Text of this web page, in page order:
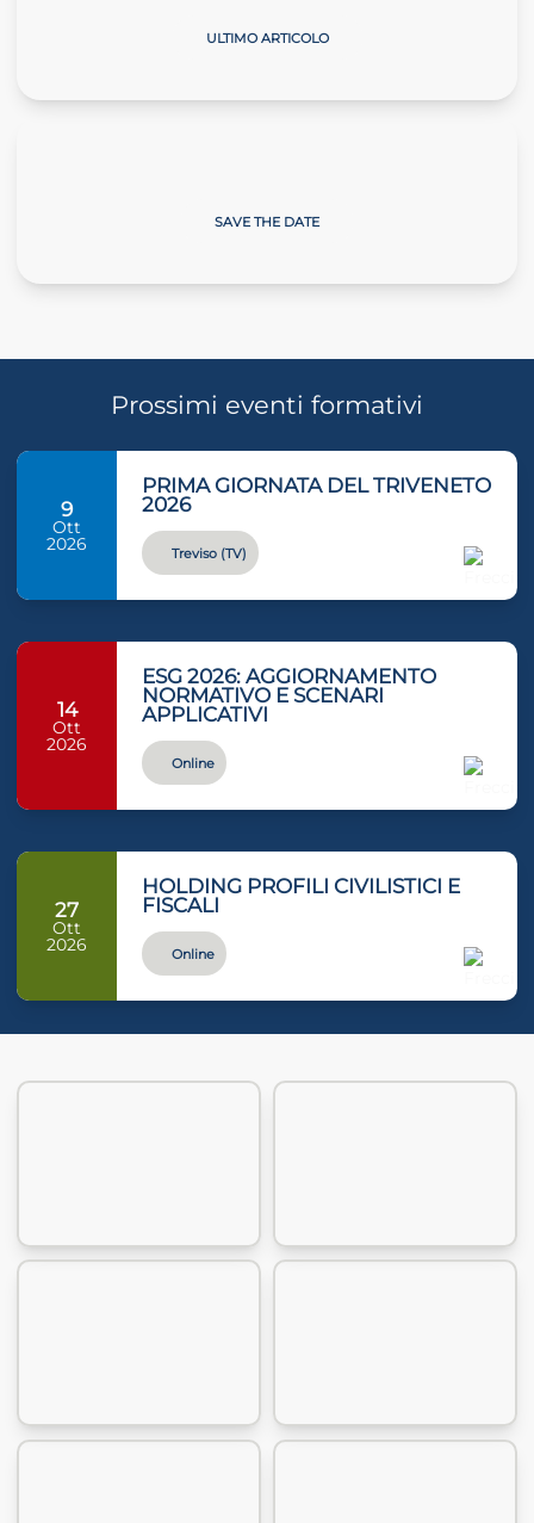
ULTIMO ARTICOLO
SAVE THE DATE
Prossimi eventi formativi
9
Ott
2026
PRIMA GIORNATA DEL TRIVENETO
2026
Treviso (TV)
14
Ott
2026
ESG 2026: AGGIORNAMENTO
NORMATIVO E SCENARI
APPLICATIVI
Online
27
Ott
2026
HOLDING PROFILI CIVILISTICI E
FISCALI
Online